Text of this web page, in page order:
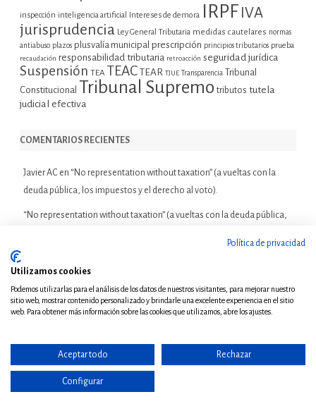
inspección inteligencia artificial Intereses de demora IRPF IVA
jurisprudencia Ley General Tributaria medidas cautelares normas
antiabuso plazos plusvalía municipal prescripción principios tributarios prueba
recaudación responsabilidad tributaria retroacción seguridad jurídica
Suspensión TEA TEAC TEAR TJUE Transparencia Tribunal
Constitucional Tribunal Supremo tributos tutela
judicial efectiva
COMENTARIOS RECIENTES
Javier AC en “No representation without taxation” (a vueltas con la
deuda pública, los impuestos y el derecho al voto).
“No representation without taxation” (a vueltas con la deuda pública,
HaciendaenTermópilas. Reflexiones tributarias (o no tan tributarias)
para el balance de este curso bloguero
Acceder
Feed de entradas
Política de privacidad
Utilizamos cookies
Podemos utilizarlas para el análisis de los datos de nuestros visitantes, para mejorar nuestro
sitio web, mostrar contenido personalizado y brindarle una excelente experiencia en el sitio
web. Para obtener más información sobre las cookies que utilizamos, abre los ajustes.
Aceptar todo Rechazar
Configurar